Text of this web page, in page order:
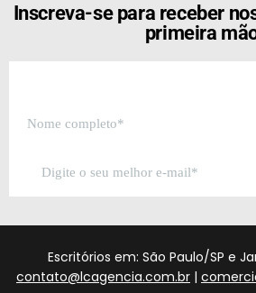
Inscreva-se para receber
primeira
Escritórios em: São Paulo/SP e
contato@lcagencia.com.br |